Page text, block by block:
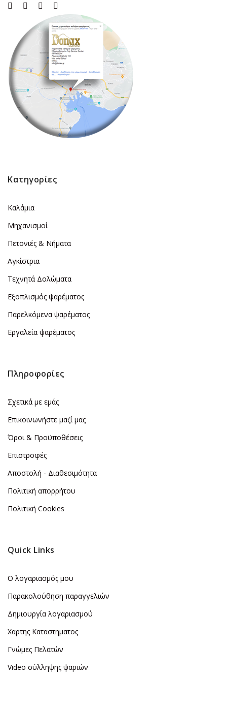
Κατηγορίες
Καλάμια
Μηχανισμοί
Πετονιές & Νήματα
Αγκίστρια
Τεχνητά Δολώματα
Εξοπλισμός ψαρέματος
Παρελκόμενα ψαρέματος
Εργαλεία ψαρέματος
Πληροφορίες
Σχετικά με εμάς
Επικοινωνήστε μαζί μας
Όροι & Προϋποθέσεις
Επιστροφές
Αποστολή - Διαθεσιμότητα
Πολιτική απορρήτου
Πολιτική Cookies
Quick Links
Ο λογαριασμός μου
Παρακολούθηση παραγγελιών
Δημιουργία λογαριασμού
Χαρτης Καταστηματος
Γνώμες Πελατών
Video σύλληψης ψαριών